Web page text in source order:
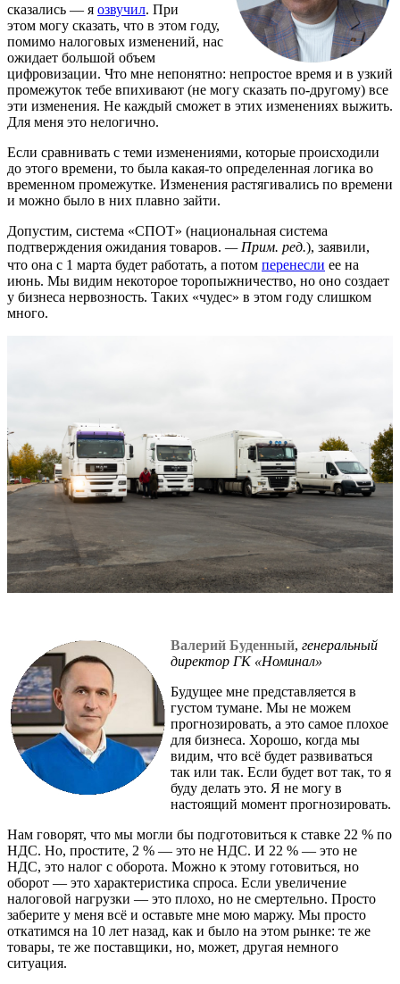
сказались — я озвучил. При
этом могу сказать, что в этом году,
помимо налоговых изменений, нас
ожидает большой объем
цифровизации. Что мне непонятно: непростое время и в узкий
промежуток тебе впихивают (не могу сказать по-другому) все
эти изменения. Не каждый сможет в этих изменениях выжить.
Для меня это нелогично.
Если сравнивать с теми изменениями, которые происходили
до этого времени, то была какая-то определенная логика во
временном промежутке. Изменения растягивались по времени
и можно было в них плавно зайти.
Допустим, система «СПОТ» (национальная система
подтверждения ожидания товаров. —Прим. ред.), заявили,
что она с 1 марта будет работать, а потом перенесли ее на
июнь. Мы видим некоторое торопыжничество, но оно создает
у бизнеса нервозность. Таких «чудес» в этом году слишком
много.
Валерий Буденный, генеральный
директор ГК «Номинал»
Будущее мне представляется в
густом тумане. Мы не можем
прогнозировать, а это самое плохое
для бизнеса. Хорошо, когда мы
видим, что всё будет развиваться
так или так. Если будет вот так, то я
буду делать это. Я не могу в
настоящий момент прогнозировать.
Нам говорят, что мы могли бы подготовиться к ставке 22 % по
НДС. Но, простите, 2 % — это не НДС. И 22 % — это не
НДС, это налог с оборота. Можно к этому готовиться, но
оборот — это характеристика спроса. Если увеличение
налоговой нагрузки — это плохо, но не смертельно. Просто
заберите у меня всё и оставьте мне мою маржу. Мы просто
откатимся на 10 лет назад, как и было на этом рынке: те же
товары, те же поставщики, но, может, другая немного
ситуация.